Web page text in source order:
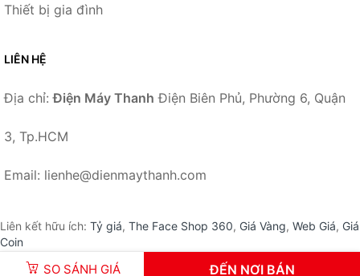
SO SÁNH GIÁ ĐẾN NƠI BÁN
Thiết bị gia đình
LIÊN HỆ
Địa chỉ:Điện Máy Thanh Điện Biên Phủ, Phường 6, Quận
3, Tp.HCM
Email: lienhe@dienmaythanh.com
Liên kết hữu ích: Tỷ giá, The Face Shop 360, Giá Vàng, Web Giá, Giá
Coin
© 2026 –DienMayThanh.com -Điện Máy Thanh